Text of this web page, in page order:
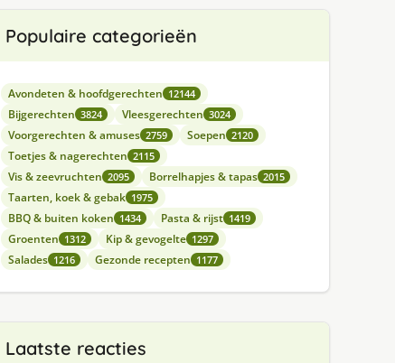
Populaire categorieën
Avondeten & hoofdgerechten 12144
Bijgerechten 3824 Vleesgerechten 3024
Voorgerechten & amuses 2759 Soepen 2120
Toetjes & nagerechten 2115
Vis & zeevruchten 2095 Borrelhapjes & tapas 2015
Taarten, koek & gebak 1975
BBQ & buiten koken 1434 Pasta & rijst 1419
Groenten 1312 Kip & gevogelte 1297
Salades 1216 Gezonde recepten 1177
Laatste reacties